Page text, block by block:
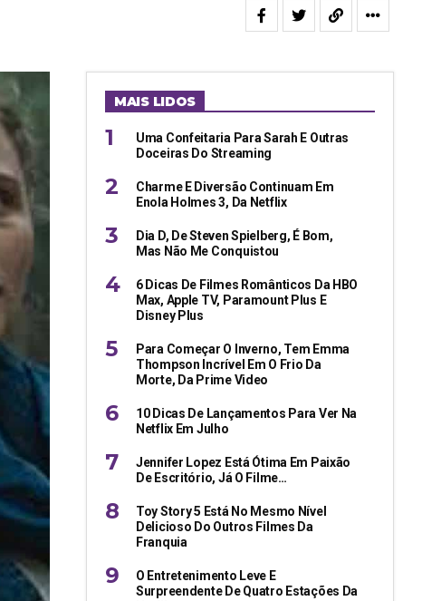
MAIS LIDOS
Uma Confeitaria Para Sarah E Outras
Doceiras Do Streaming
Charme E Diversão Continuam Em
Enola Holmes 3, Da Netflix
Dia D, De Steven Spielberg, É Bom,
Mas Não Me Conquistou
6 Dicas De Filmes Românticos Da HBO
Max, Apple TV, Paramount Plus E
Disney Plus
Para Começar O Inverno, Tem Emma
Thompson Incrível Em O Frio Da
Morte, Da Prime Video
10 Dicas De Lançamentos Para Ver Na
Netflix Em Julho
Jennifer Lopez Está Ótima Em Paixão
De Escritório, Já O Filme…
Toy Story 5 Está No Mesmo Nível
Delicioso Do Outros Filmes Da
Franquia
O Entretenimento Leve E
Surpreendente De Quatro Estações Da